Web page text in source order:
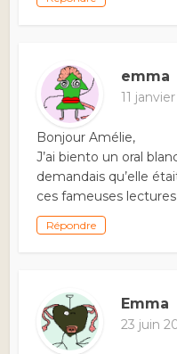
emma
11
Bonjour Amélie,
J’ai biento un oral
demandais qu’elle
ces fameuses
Répondre
Emma
23 juin